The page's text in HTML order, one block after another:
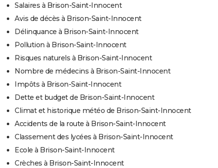
Salaires à Brison-Saint-Innocent
Avis de décès à Brison-Saint-Innocent
Délinquance à Brison-Saint-Innocent
Pollution à Brison-Saint-Innocent
Risques naturels à Brison-Saint-Innocent
Nombre de médecins à Brison-Saint-Innocent
Impôts à Brison-Saint-Innocent
Dette et budget de Brison-Saint-Innocent
Climat et historique météo de Brison-Saint-Innocent
Accidents de la route à Brison-Saint-Innocent
Classement des lycées à Brison-Saint-Innocent
Ecole à Brison-Saint-Innocent
Crèches à Brison-Saint-Innocent